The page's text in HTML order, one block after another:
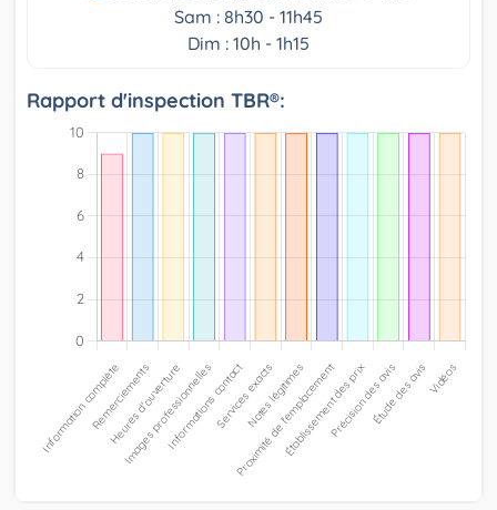
Sam : 8h30 - 11h45
Dim : 10h - 1h15
Rapport d'inspection TBR®: